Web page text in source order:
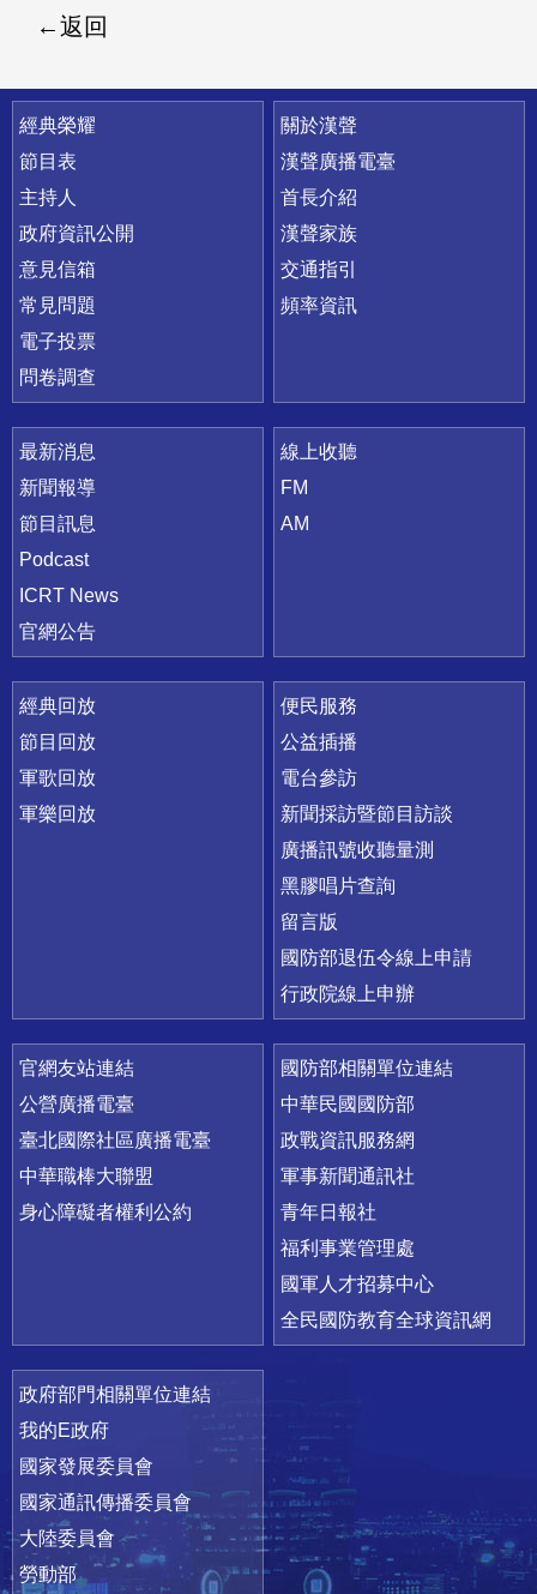
返回
快速連結
經典榮耀
節目表
主持人
政府資訊公開
意見信箱
常見問題
電子投票
問卷調查
關於漢聲
漢聲廣播電臺
首長介紹
漢聲家族
交通指引
頻率資訊
最新消息
新聞報導
節目訊息
Podcast
ICRT News
官網公告
線上收聽
FM
AM
經典回放
節目回放
軍歌回放
軍樂回放
便民服務
公益插播
電台參訪
新聞採訪暨節目訪談
廣播訊號收聽量測
黑膠唱片查詢
留言版
國防部退伍令線上申請
行政院線上申辦
官網友站連結
公營廣播電臺
臺北國際社區廣播電臺
中華職棒大聯盟
身心障礙者權利公約
國防部相關單位連結
中華民國國防部
政戰資訊服務網
軍事新聞通訊社
青年日報社
福利事業管理處
國軍人才招募中心
全民國防教育全球資訊網
政府部門相關單位連結
我的E政府
國家發展委員會
國家通訊傳播委員會
大陸委員會
勞動部